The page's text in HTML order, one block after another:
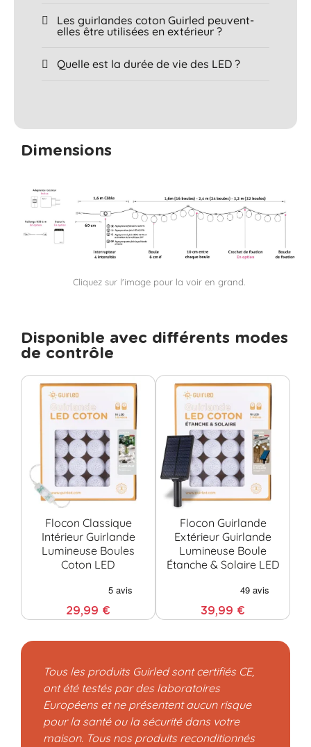
Les guirlandes coton Guirled peuvent-
elles être utilisées en extérieur ?
Quelle est la durée de vie des LED ?
Dimensions
Cliquez sur l'image pour la voir en grand.
Disponible avec différents modes
de contrôle
Flocon Classique
Intérieur Guirlande
Lumineuse Boules
Coton LED
29,99 €
Flocon Guirlande
Extérieur Guirlande
Lumineuse Boule
Étanche & Solaire LED
39,99 €
Tous les produits Guirled sont certifiés CE,
ont été testés par des laboratoires
Européens et ne présentent aucun risque
pour la santé ou la sécurité dans votre
maison. Tous nos produits reconditionnés